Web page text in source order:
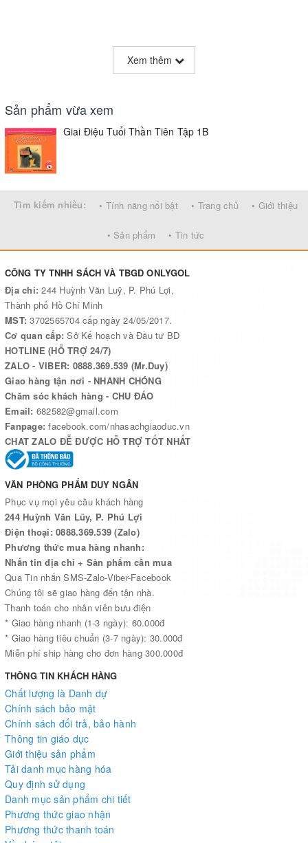
Xem thêm
Sản phẩm vừa xem
Giai Điệu Tuổi Thần Tiên Tập 1B
Tìm kiếm nhiều: • Tính năng nổi bật • Trang chủ • Giới thiệu
• Sản phẩm • Tin tức
CÔNG TY TNHH SÁCH VÀ TBGD ONLYGOL
Địa chỉ:244 Huỳnh Văn Luỹ, P. Phú Lợi,
Thành phố Hồ Chí Minh
MST:3702565704 cấp ngày 24/05/2017.
Cơ quan cấp:Sở Kế hoạch và Đầu tư BD
HOTLINE (HỖ TRỢ 24/7)
ZALO - VIBER: 0888.369.539 (Mr.Duy)
Giao hàng tận nơi - NHANH CHÓNG
Chăm sóc khách hàng - CHU ĐÁO
Email: 682582@gmail.com
Fanpage:facebook.com/nhasachgiaoduc.vn
CHAT ZALO ĐỄ ĐƯỢC HỖ TRỢ TỐT NHẤT
VĂN PHÒNG PHẨM DUY NGÂN
Phục vụ mọi yêu cầu khách hàng
244 Huỳnh Văn Lũy, P. Phú Lợi
Điện thoại: 0888.369.539 (Zalo)
Phương thức mua hàng nhanh:
Nhắn tin địa chỉ + Sản phẩm cần mua
Qua Tin nhắn SMS-Zalo-Viber-Facebook
Chúng tôi sẽ giao hàng đến tận nhà.
Thanh toán cho nhân viên bưu điện
* Giao hàng nhanh (1-3 ngày): 60.000đ
* Giao hàng tiêu chuẩn (3-7 ngày): 30.000đ
Miễn phí ship hàng cho đơn hàng 300.000đ
THÔNG TIN KHÁCH HÀNG
Chất lượng là Danh dự
Chính sách bảo mật
Chính sách đổi trả, bảo hành
Thông tin giáo dục
Giới thiệu sản phẩm
Tải danh mục hàng hóa
Quy định sử dụng
Danh mục sản phẩm chi tiết
Phương thức giao nhận
Phương thức thanh toán